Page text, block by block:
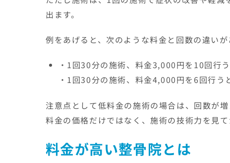
出ます。
例をあげると、次のような料金と回数の違い
・1回30分の施術、料金3,000円を10回行
・1回30分の施術、料金4,000円を6回行う
注意点として低料金の施術の場合は、回数が
料金の価格だけではなく、施術の技術力を見て
料金が高い整骨院とは